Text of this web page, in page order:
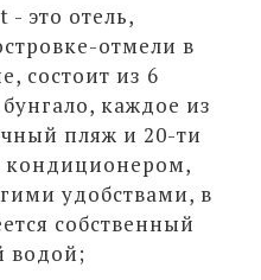
- это отель,
отмели в
состоит из 6
каждое из
пляж и 20-ти
кондиционером,
удобствами, в
собственный
водой;